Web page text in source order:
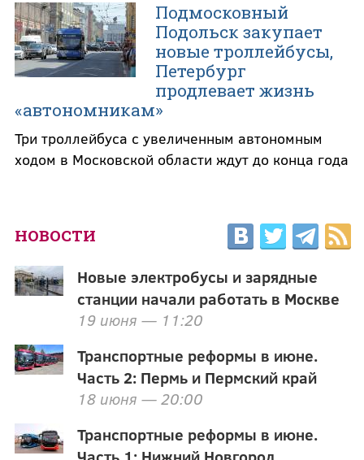
Подмосковный
Подольск закупает
новые троллейбусы,
Петербург
продлевает жизнь
«автономникам»
Три троллейбуса с увеличенным автономным
ходом в Московской области ждут до конца года
НОВОСТИ
Новые электробусы и зарядные
станции начали работать в Москве
19 июня — 11:20
Транспортные реформы в июне.
Часть 2: Пермь и Пермский край
18 июня — 20:00
Транспортные реформы в июне.